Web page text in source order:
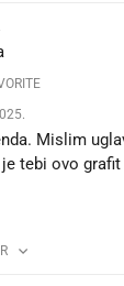
Mislim
je tebi ovo